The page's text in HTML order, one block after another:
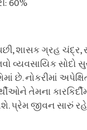
60%
શાસક ગ્રહ ચંદ્ર,
વ્યવસાયિક સોદો
છે. નોકરીમાં
તેમના
પ્રેમ જીવન સારું